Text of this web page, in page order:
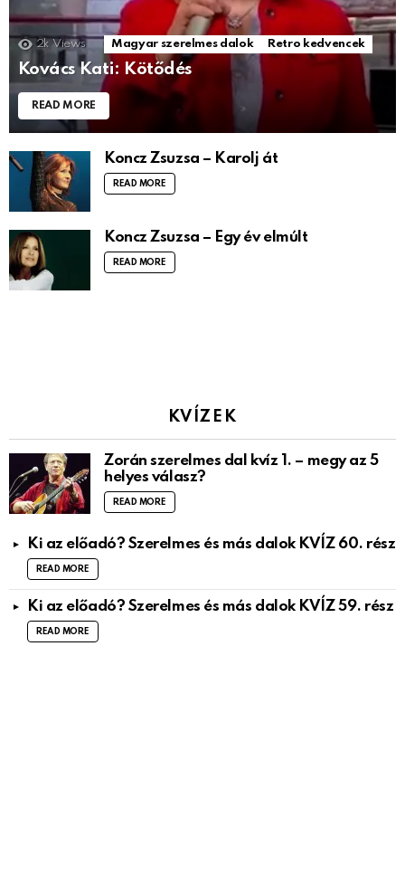
2k Views Magyar szerelmes dalok Retro kedvencek
Kovács Kati: Kötődés
READ MORE
Koncz Zsuzsa – Karolj át
READ MORE
Koncz Zsuzsa – Egy év elmúlt
READ MORE
KVÍZEK
Zorán szerelmes dal kvíz 1. – megy az 5
helyes válasz?
READ MORE
Ki az előadó? Szerelmes és más dalok KVÍZ 60. rész
READ MORE
Ki az előadó? Szerelmes és más dalok KVÍZ 59. rész
READ MORE